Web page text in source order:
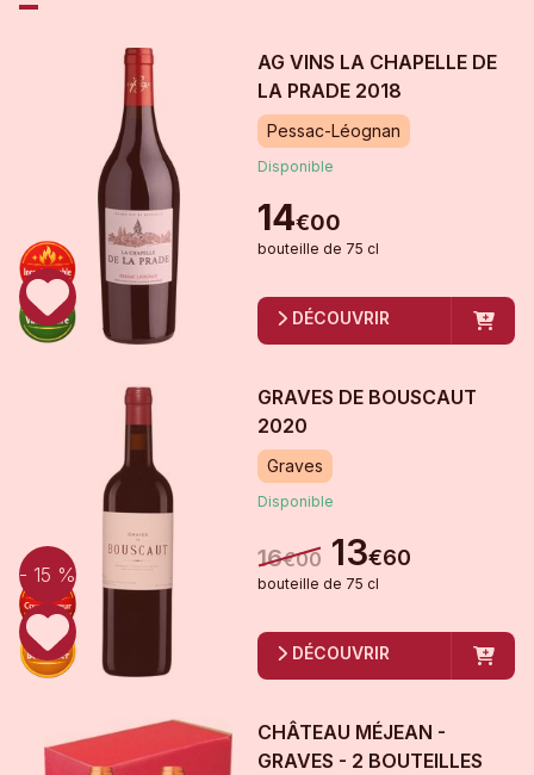
AG VINS LA CHAPELLE DE
LA PRADE 2018
Pessac-Léognan
Disponible
14€00
bouteille de 75 cl
DÉCOUVRIR
- 15 %
GRAVES DE BOUSCAUT
2020
Graves
Disponible
16€00 13€60
bouteille de 75 cl
DÉCOUVRIR
CHÂTEAU MÉJEAN -
GRAVES - 2 BOUTEILLES